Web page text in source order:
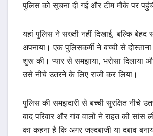
पुलिस को सूचना दी गई और टीम मौके पर
यहां पुलिस ने सख्ती नहीं दिखाई, बल्कि बेहद
अपनाया। एक पुलिसकर्मी ने बच्ची से
शुरू की। प्यार से समझाया, भरोसा दिलाया
उसे नीचे उतरने के लिए राजी कर लिया।
पुलिस की समझदारी से बच्ची सुरक्षित नीचे
बाद परिवार और गांव वालों ने राहत की सांस
का कहना है कि अगर जल्दबाजी या दबाव